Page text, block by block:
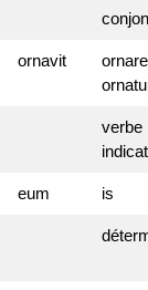
ornavit
eum is